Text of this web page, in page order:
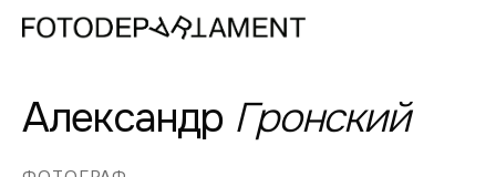
Александр Гронский